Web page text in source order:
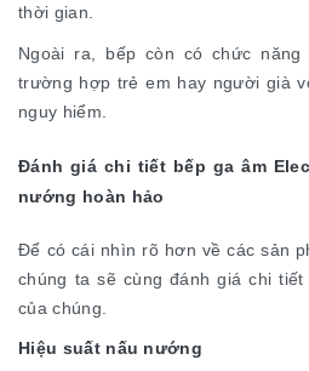
thời gian.
Ngoài ra, bếp còn có chức
trường hợp trẻ em hay người già
nguy hiểm.
Đánh giá chi tiết bếp ga âm
nướng hoàn hảo
Để có cái nhìn rõ hơn về các sản
chúng ta sẽ cùng đánh giá chi
của chúng.
Hiệu suất nấu nướng